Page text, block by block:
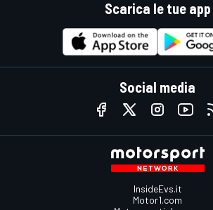
Scarica le tue app
Social media
InsideEvs.it
Motor1.com